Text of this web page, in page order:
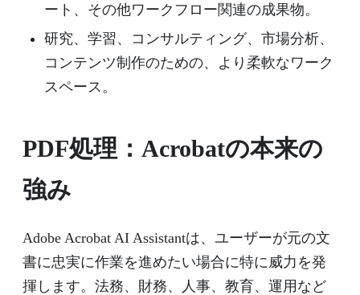
ート、その他ワークフロー関連の成果物。
研究、学習、コンサルティング、市場分析、
コンテンツ制作のための、より柔軟なワーク
スペース。
PDF処理：Acrobatの本来の
強み
Adobe Acrobat AI Assistantは、ユーザーが元の文
書に忠実に作業を進めたい場合に特に威力を発
揮します。法務、財務、人事、教育、運用など